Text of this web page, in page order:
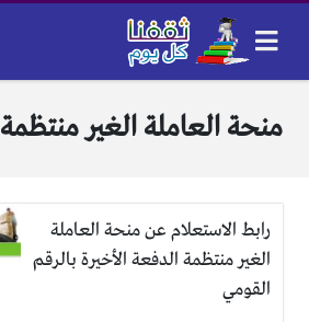
منحة العاملة الغير منتظمة
رابط الاستعلام عن منحة العاملة
الغير منتظمة الدفعة الأخيرة بالرقم
القومي